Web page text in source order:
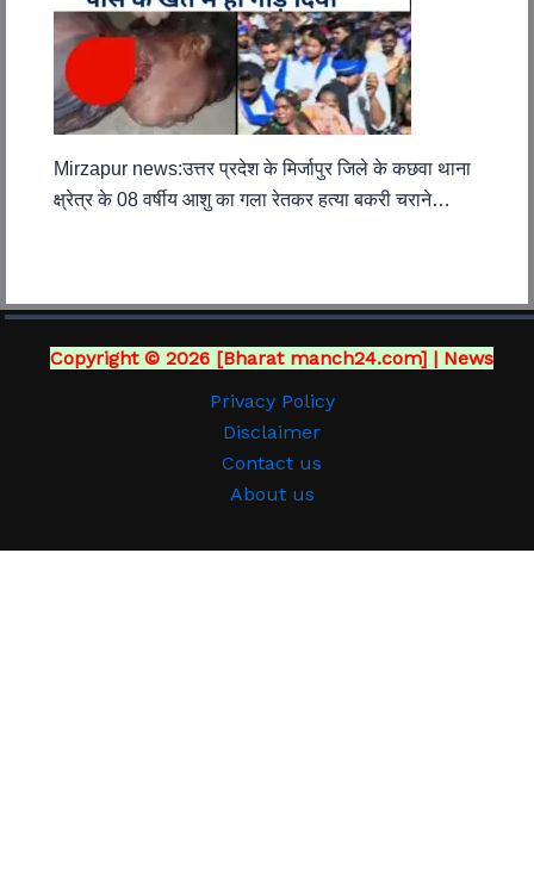
Mirzapur news:उत्तर प्रदेश के मिर्जापुर जिले के कछवा थाना
क्ष्रेत्र के 08 वर्षीय आशु का गला रेतकर हत्या बकरी चराने…
Copyright © 2026 [Bharat manch24.com] | News
Privacy Policy
Disclaimer
Contact us
About us